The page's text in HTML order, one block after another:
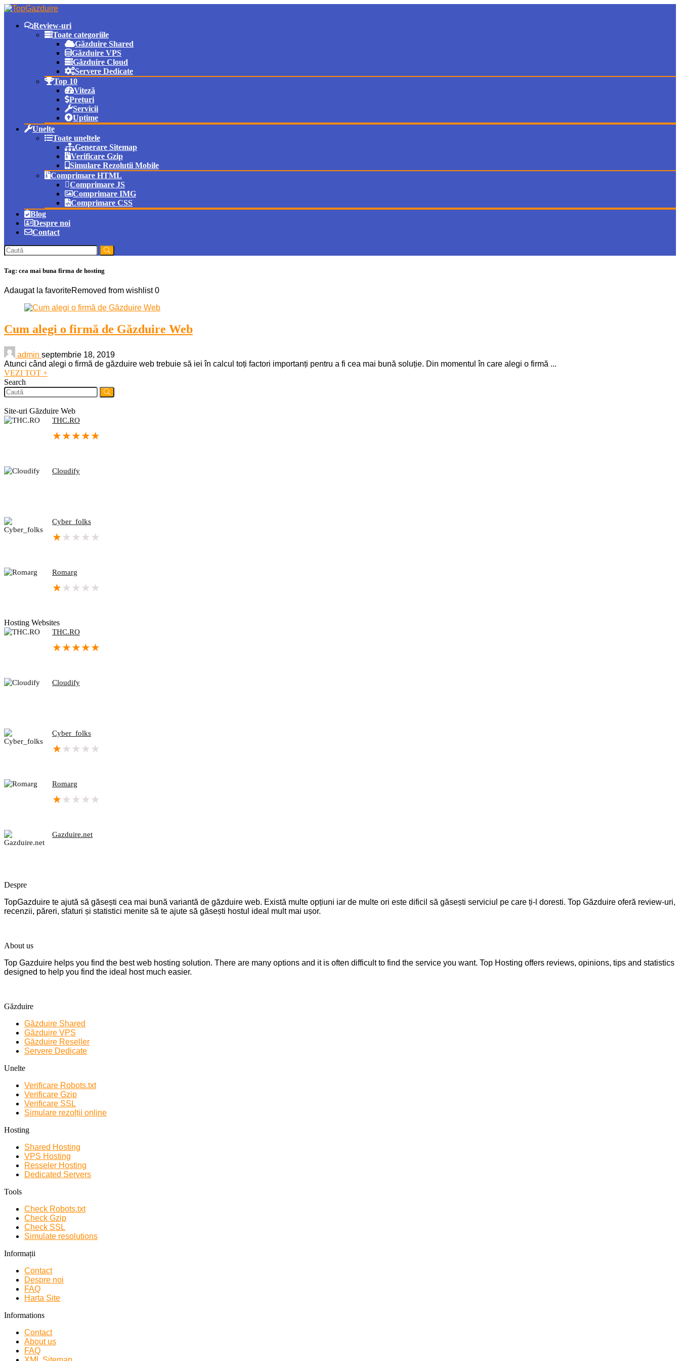
Review-uri
Toate categoriile
Găzduire Shared
Găzduire VPS
Găzduire Cloud
Servere Dedicate
Top 10
Viteză
Prețuri
Servicii
Uptime
Unelte
Toate uneltele
Generare Sitemap
Verificare Gzip
Simulare Rezolutii Mobile
Comprimare HTML
Comprimare JS
Comprimare IMG
Comprimare CSS
Blog
Despre noi
Contact
Tag: cea mai buna firma de hosting
Adaugat la favoriteRemoved from wishlist 0
Cum alegi o firmă de Găzduire Web
admin septembrie 18, 2019
Atunci când alegi o firmă de găzduire web trebuie să iei în calcul toți factori importanți pentru a fi cea mai bună soluție. Din momentul în care alegi o firmă ...
VEZI TOT +
Search
Site-uri Găzduire Web
THC.RO
★★★★★
Cloudify
Cyber_folks
★ ★ ★ ★ ★
Romarg
★ ★ ★ ★ ★
Hosting Websites
THC.RO
★★★★★
Cloudify
Cyber_folks
★ ★ ★ ★ ★
Romarg
★ ★ ★ ★ ★
Gazduire.net
Despre
TopGazduire te ajută să găsești cea mai bună variantă de găzduire web. Există multe opțiuni iar de multe ori este dificil să găsești serviciul pe care ți-l doresti. Top Găzduire oferă review-uri,
recenzii, păreri, sfaturi și statistici menite să te ajute să găsești hostul ideal mult mai ușor.
About us
Top Gazduire helps you find the best web hosting solution. There are many options and it is often difficult to find the service you want. Top Hosting offers reviews, opinions, tips and statistics
designed to help you find the ideal host much easier.
Găzduire
Găzduire Shared
Găzduire VPS
Găzduire Reseller
Servere Dedicate
Unelte
Verificare Robots.txt
Verificare Gzip
Verificare SSL
Simulare rezolții online
Hosting
Shared Hosting
VPS Hosting
Resseler Hosting
Dedicated Servers
Tools
Check Robots.txt
Check Gzip
Check SSL
Simulate resolutions
Informații
Contact
Despre noi
FAQ
Harta Site
Informations
Contact
About us
FAQ